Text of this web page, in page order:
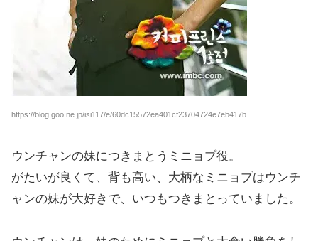
https://blog.goo.ne.jp/isi117/e/60dc15572ea401cf23704724e7eb417b
ウンチャンの妹につきまとうミニョプ役。
がたいが良くて、背も高い、大柄なミニョプはウンチ
ャンの妹が大好きで、いつもつきまとっていました。